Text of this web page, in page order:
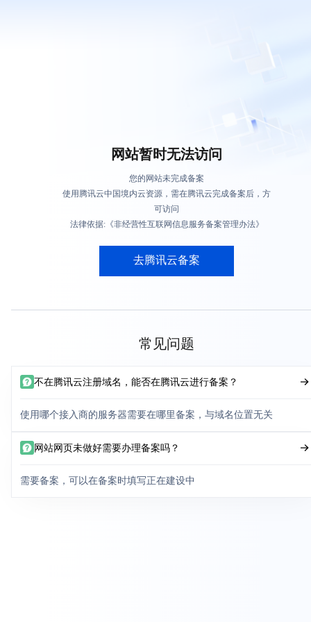
网站暂时无法访问
您的网站未完成备案
使用腾讯云中国境内云资源，需在腾讯云完成备案后，方
可访问
法律依据:《非经营性互联网信息服务备案管理办法》
去腾讯云备案
常见问题
不在腾讯云注册域名，能否在腾讯云进行备案？
使用哪个接入商的服务器需要在哪里备案，与域名位置无关
网站网页未做好需要办理备案吗？
需要备案，可以在备案时填写正在建设中